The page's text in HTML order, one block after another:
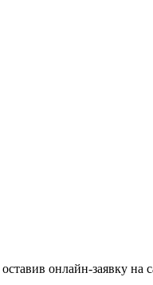
онлайн-заявку на